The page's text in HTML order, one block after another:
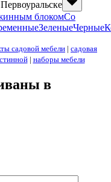
блокомСо
ЗеленыеЧерные
садовой мебели | садовая
| наборы мебели
в